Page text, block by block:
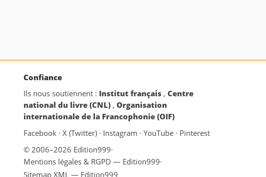
Confiance
Ils nous soutiennent : Institut français ,Centre
national du livre (CNL) ,Organisation
internationale de la Francophonie (OIF)
Facebook · X (Twitter) · Instagram · YouTube · Pinterest
© 2006–2026 Edition999·
Mentions légales & RGPD — Edition999·
Sitemap XML — Edition999